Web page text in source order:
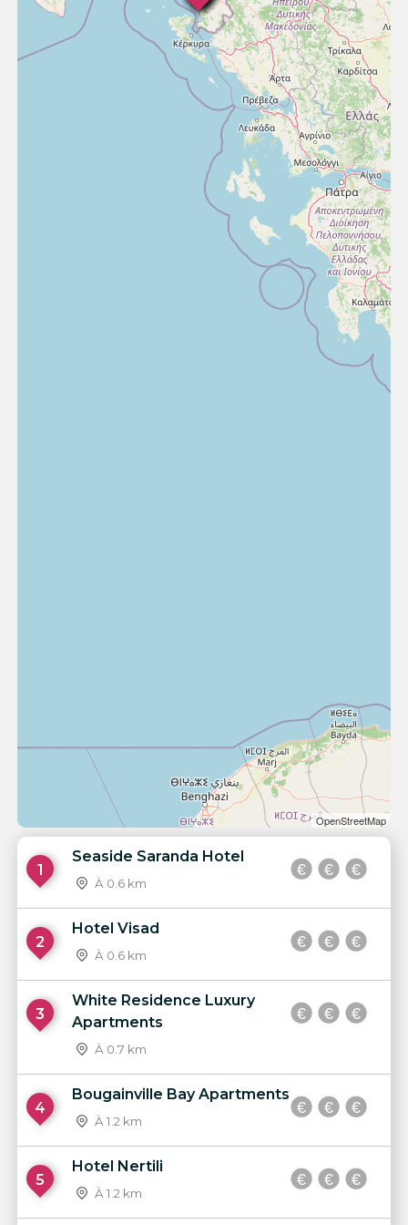
OpenStreetMap
1
Seaside Saranda Hotel
À 0.6 km
2
Hotel Visad
À 0.6 km
3
White Residence Luxury
Apartments
À 0.7 km
4
Bougainville Bay Apartments
À 1.2 km
5
Hotel Nertili
À 1.2 km